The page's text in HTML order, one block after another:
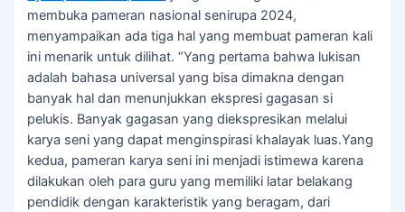
membuka pameran nasional senirupa 2024,
menyampaikan ada tiga hal yang membuat pameran kali
ini menarik untuk dilihat. “Yang pertama bahwa lukisan
adalah bahasa universal yang bisa dimakna dengan
banyak hal dan menunjukkan ekspresi gagasan si
pelukis. Banyak gagasan yang diekspresikan melalui
karya seni yang dapat menginspirasi khalayak luas.Yang
kedua, pameran karya seni ini menjadi istimewa karena
dilakukan oleh para guru yang memiliki latar belakang
pendidik dengan karakteristik yang beragam, dari